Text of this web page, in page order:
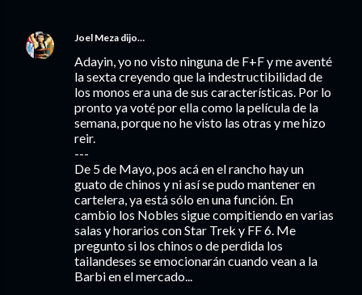
Joel Meza dijo…
Adayin, yo no visto ninguna de F+F y me aventé
la sexta creyendo que la indestructibilidad de
los monos era una de sus características. Por lo
pronto ya voté por ella como la película de la
semana, porque no he visto las otras y me hizo
reir.
---
De 5 de Mayo, pos acá en el rancho hay un
guato de chinos y ni así se pudo mantener en
cartelera, ya está sólo en una función. En
cambio los Nobles sigue compitiendo en varias
salas y horarios con Star Trek y FF 6. Me
pregunto si los chinos o de perdida los
tailandeses se emocionarán cuando vean a la
Barbi en el mercado...